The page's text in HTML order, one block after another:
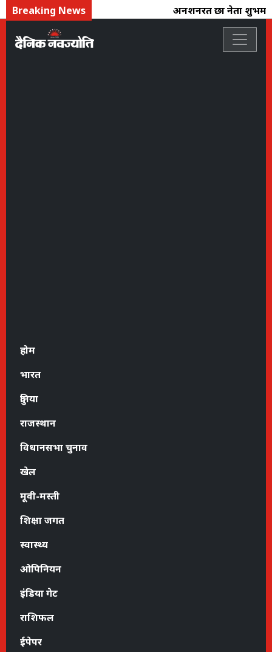
Breaking News अनशनरत छात्र नेता शुभम
होम
भारत
दुनिया
राजस्थान
विधानसभा चुनाव
खेल
मूवी-मस्ती
शिक्षा जगत
स्वास्थ्य
ओपिनियन
इंडिया गेट
राशिफल
ईपेपर